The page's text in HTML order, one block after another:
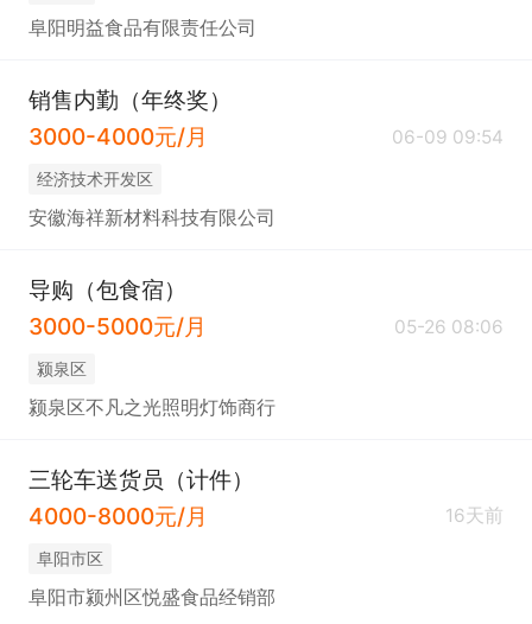
阜阳明益食品有限责任公司
销售内勤（年终奖）
3000-4000元/月
06-09 09:54
经济技术开发区
安徽海祥新材料科技有限公司
导购（包食宿）
3000-5000元/月
05-26 08:06
颍泉区
颍泉区不凡之光照明灯饰商行
三轮车送货员（计件）
4000-8000元/月
16天前
阜阳市区
阜阳市颍州区悦盛食品经销部